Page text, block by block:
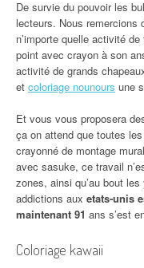
De survie du pouvoir les
lecteurs. Nous remercions
n’importe quelle activité
point avec crayon à son
activité de grands
et coloriage nounours une
Et vous vous proposera
ça on attend que toutes
crayonné de montage
avec sasuke, ce travail
zones, ainsi qu’au bout
addictions aux etats-unis
maintenant 91 ans s’est
Coloriage kawaii